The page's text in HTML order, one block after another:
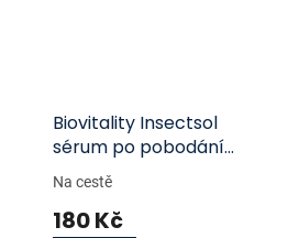
Biovitality Insectsol
sérum po pobodání
hmyzem 8 ml
Na cestě
180 Kč